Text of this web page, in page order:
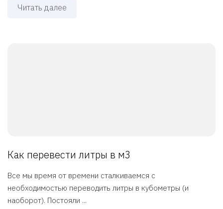
Читать далее
Как перевести литры в м3
Все мы время от времени сталкиваемся с
необходимостью переводить литры в кубометры (и
наоборот). Постояли ...